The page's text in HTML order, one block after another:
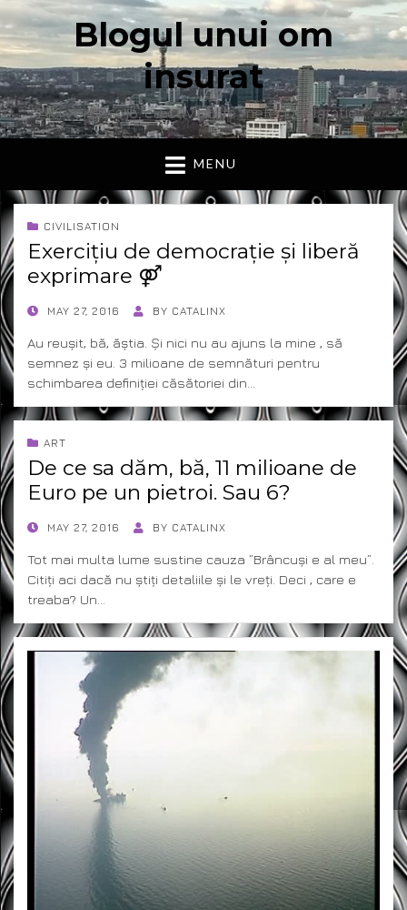
Blogul unui om
insurat
Aici vorbesc io, cu cuvintele mele. Declaratie….
MENU
CIVILISATION
Exercițiu de democrație și liberă
exprimare ⚤
POSTEDMAY 27, 2016 BY CATALINX
Au reușit, bă, ăștia. Și nici nu au ajuns la mine , să
semnez și eu. 3 milioane de semnături pentru
schimbarea definiției căsătoriei din…
ART
De ce sa dăm, bă, 11 milioane de
Euro pe un pietroi. Sau 6?
POSTEDMAY 27, 2016 BY CATALINX
Tot mai multa lume sustine cauza ”Brâncuși e al meu”.
Citiți aci dacă nu știți detaliile și le vreți. Deci , care e
treaba? Un…